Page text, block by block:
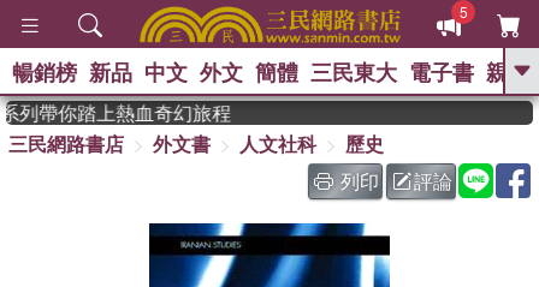
5
GO
熱搜： 東野圭吾 、
The Odyssey 、 父親節 、 如果歷
史是一群喵 、 暑期推薦 、 國際布克
獎 臺灣漫遊錄 、
登輝時代
、
偉大的迷走神經
暢銷榜 新品 中文 外文 簡體 三民東大 電子書 親子
帶你踏上熱血奇幻旅程
三民網路書店
外文書 人文社科
歷史
列印
評論